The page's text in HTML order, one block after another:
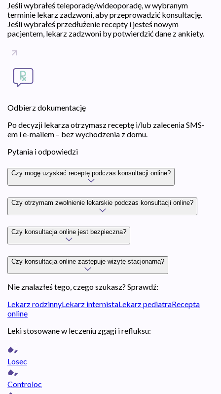
Jeśli wybrałeś teleporadę/wideoporadę, w wybranym
terminie lekarz zadzwoni, aby przeprowadzić konsultację.
Jeśli wybrałeś przedłużenie recepty i jesteś nowym
pacjentem, lekarz zadzwoni by potwierdzić dane z ankiety.
Odbierz dokumentację
Po decyzji lekarza otrzymasz receptę i/lub zalecenia SMS-
em i e-mailem – bez wychodzenia z domu.
Pytania i odpowiedzi
Czy mogę uzyskać receptę podczas konsultacji online?
Czy otrzymam zwolnienie lekarskie podczas konsultacji online?
Czy konsultacja online jest bezpieczna?
Czy konsultacja online zastępuje wizytę stacjonarną?
Nie znalazłeś tego, czego szukasz? Sprawdź:
Lekarz rodzinnyLekarz internistaLekarz pediatraRecepta
online
Leki stosowane w leczeniu zgagi i refluksu:
Losec
Controloc